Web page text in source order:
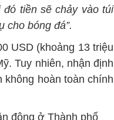
tiền sẽ chảy vào túi
cho bóng đá”.
USD (khoảng 13 triệu
Tuy nhiên, nhận định
hoàn toàn chính